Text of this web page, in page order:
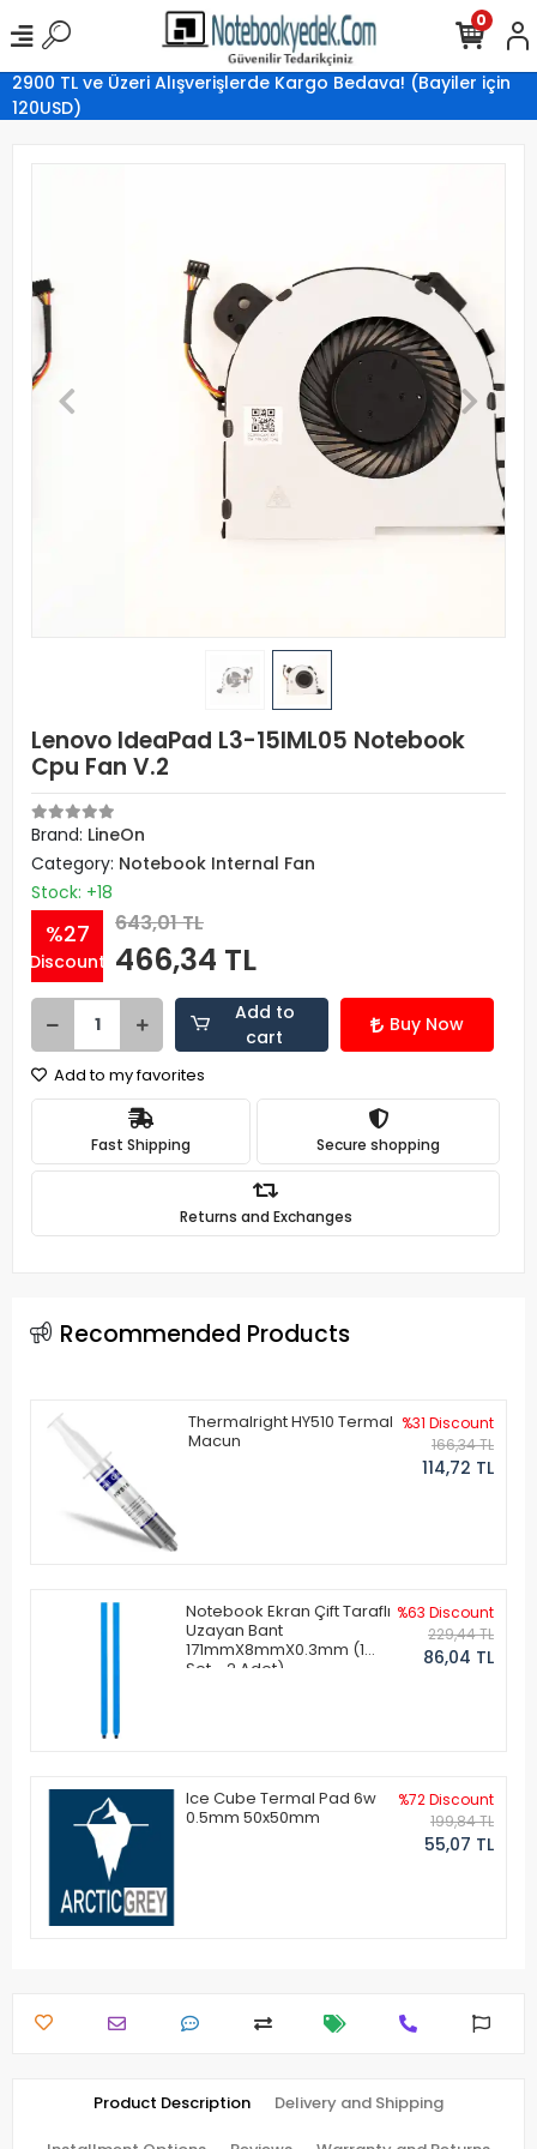
2900 TL ve Üzeri Alışverişlerde Kargo Bedava! (Bayiler için
120USD)
0
Lenovo IdeaPad L3-15IML05 Notebook
Cpu Fan V.2
Brand: LineOn
Category: Notebook Internal Fan
Stock: +18
%27
Discount
643,01 TL
466,34 TL
Add to
cart
Buy Now
Add to my favorites
Fast Shipping Secure shopping
Returns and Exchanges
Recommended Products
Thermalright HY510 Termal
Macun
%31 Discount
166,34 TL
114,72 TL
Notebook Ekran Çift Taraflı
Uzayan Bant
171mmX8mmX0.3mm (1
Set - 2 Adet)
%63 Discount
229,44 TL
86,04 TL
Ice Cube Termal Pad 6w
0.5mm 50x50mm
%72 Discount
199,84 TL
55,07 TL
Product Description Delivery and Shipping